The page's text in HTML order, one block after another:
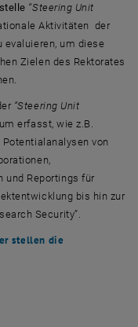
“Steering Unit
Aktivitäten der
evaluieren, um diese
Zielen des Rektorates
“Steering Unit
erfasst, wie z.B.
von
und Reportings für
bis hin zur
Security”.
stellen die